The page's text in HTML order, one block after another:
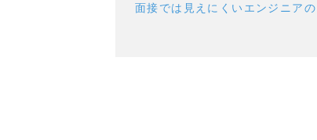
面接では見えにくいエンジニア